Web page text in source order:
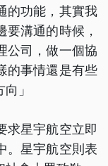
的功能，其實我
溝通的時候，
公司，做一個協
的事情還是有些
」
求星宇航空立即
。星宇航空則表